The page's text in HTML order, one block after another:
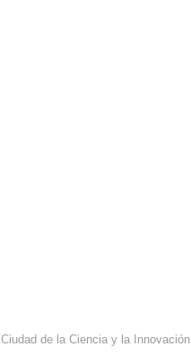
Ciudad de la Ciencia y la Innovación